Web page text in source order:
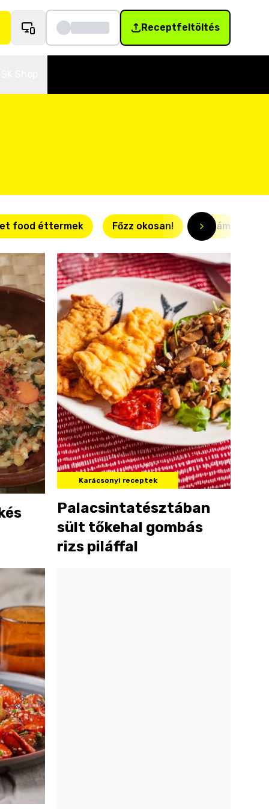
Receptfeltöltés
food éttermek Főzz okosan! Villámgyors
Karácsonyi receptek
Palacsintatésztában
sült tőkehal gombás
rizs piláffal